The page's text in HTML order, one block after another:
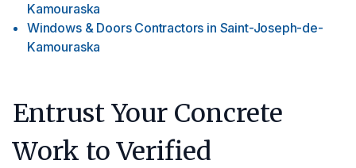
Kamouraska
Windows & Doors Contractors in Saint-Joseph-de-
Kamouraska
Entrust Your Concrete
Work to Verified